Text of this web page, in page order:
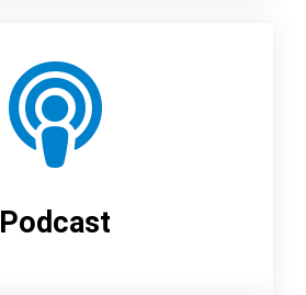
Podcast